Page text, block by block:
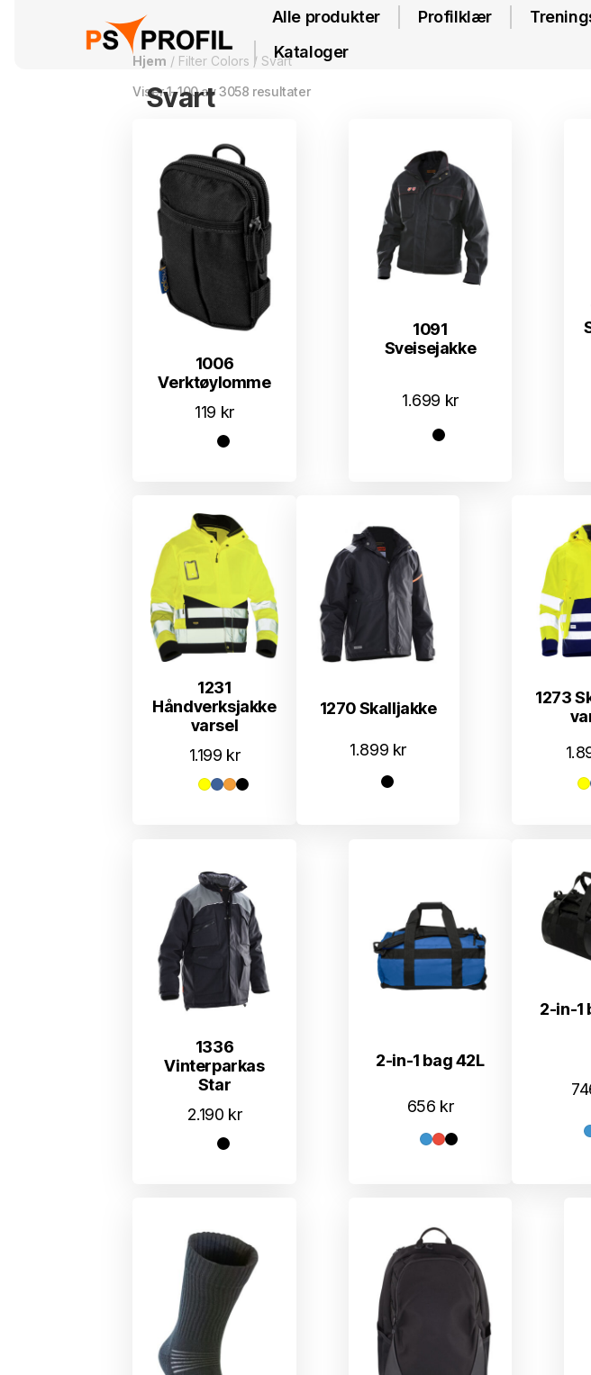
Alle produkter Profilklær
Kataloger
Hjem / Filter Colors / Svart
Svart
Viser 1–100 av 3058 resultater
1006
Verktøylomme
119 kr
1091
Sveisejakke
1.699 kr
1231
Håndverksjakke
varsel
1.199 kr
1270 Skalljakke
1.899 kr
1273
1336
Vinterparkas
Star
2.190 kr
2-in-1 bag 42L
656 kr
2-in-1